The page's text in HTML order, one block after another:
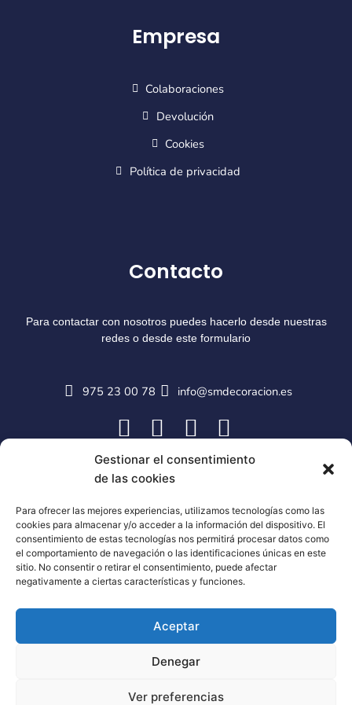
Gestionar el consentimiento
de las cookies
Para ofrecer las mejores experiencias, utilizamos tecnologías como las
cookies para almacenar y/o acceder a la información del dispositivo. El
consentimiento de estas tecnologías nos permitirá procesar datos como
el comportamiento de navegación o las identificaciones únicas en este
sitio. No consentir o retirar el consentimiento, puede afectar
negativamente a ciertas características y funciones.
Aceptar
Denegar
Ver preferencias
Empresa
Colaboraciones
Devolución
Cookies
Política de privacidad
Contacto
Para contactar con nosotros puedes hacerlo desde nuestras
redes o desde este formulario
975 23 00 78 info@smdecoracion.es